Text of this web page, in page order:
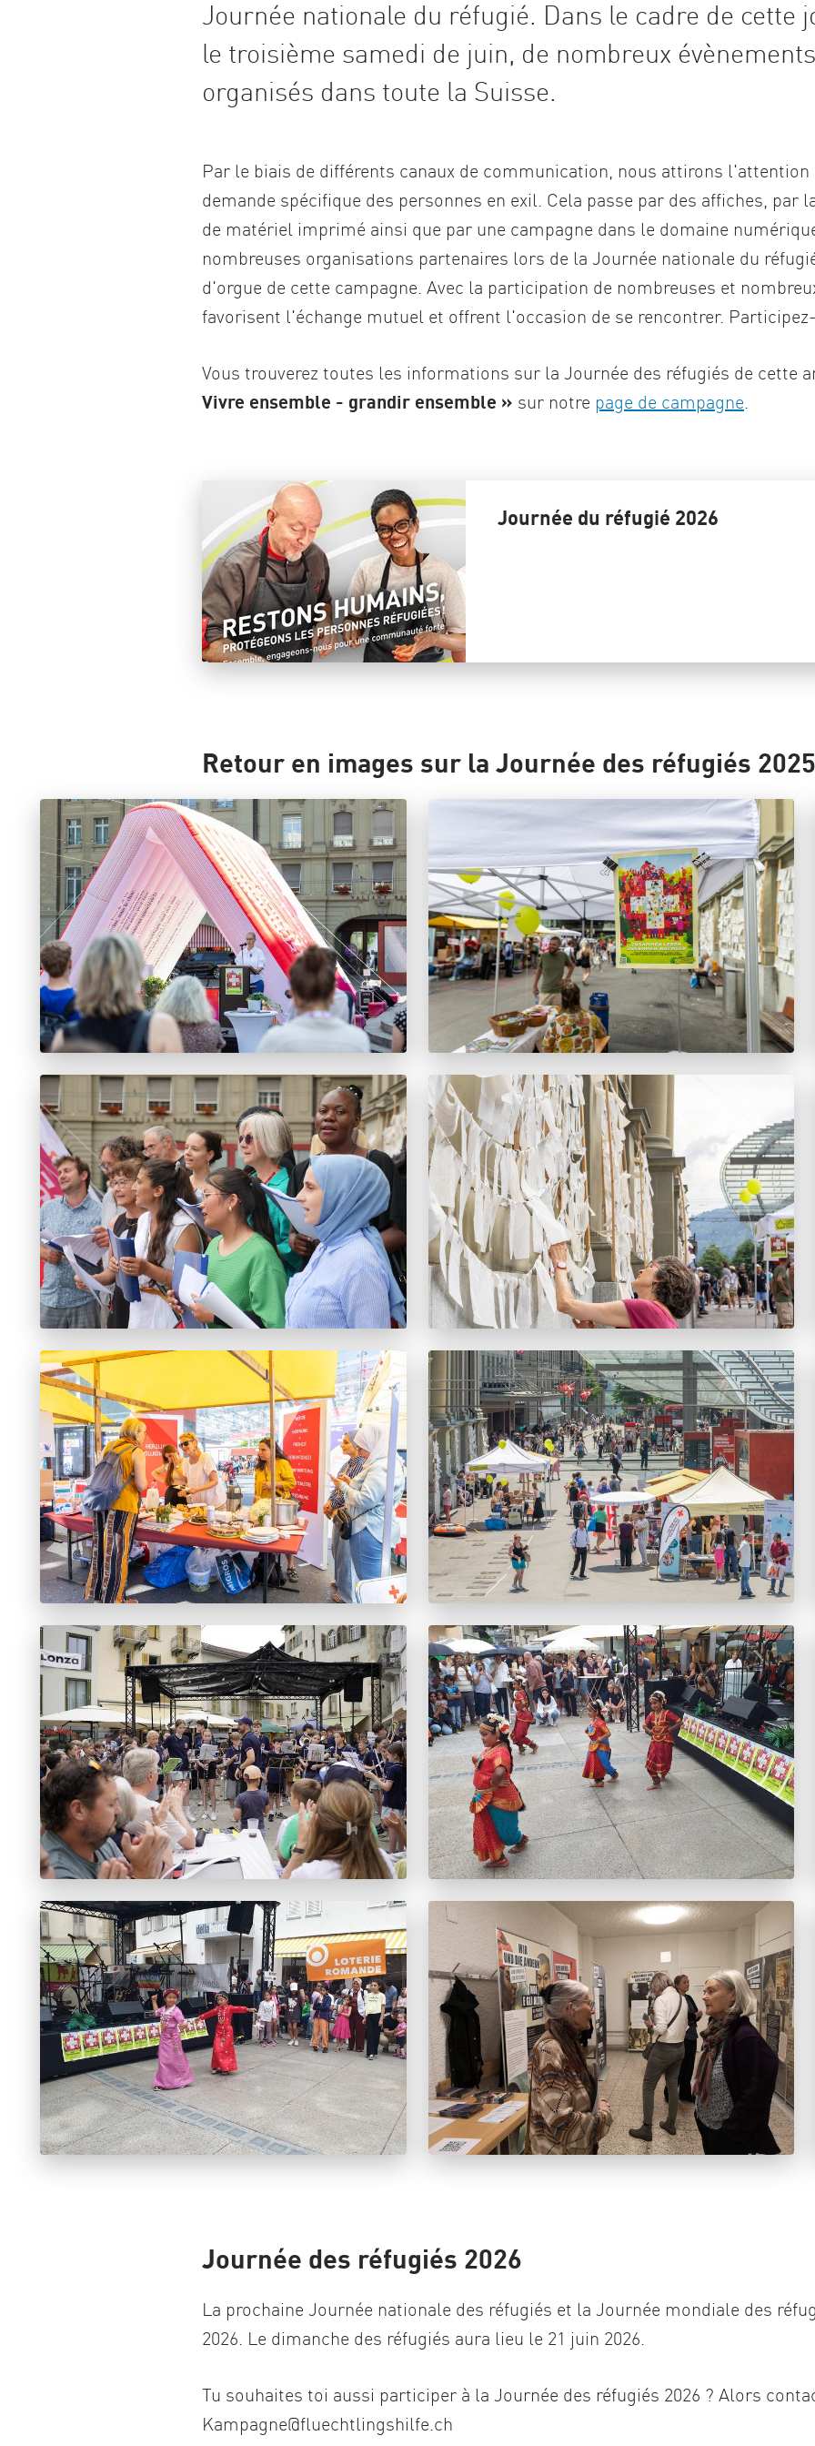
Journée nationale du réfugié. Dans le cadre de cette
le troisième samedi de juin, de nombreux
organisés dans toute la Suisse.
Par le biais de différents canaux de communication, nous attirons
demande spécifique des personnes en exil. Cela passe par des affiches, par
de matériel imprimé ainsi que par une campagne dans le domaine
nombreuses organisations partenaires lors de la Journée nationale du
d'orgue de cette campagne. Avec la participation de nombreuses et
favorisent l'échange mutuel et offrent l'occasion de se rencontrer.
Vous trouverez toutes les informations sur la Journée des réfugiés de cette
Vivre ensemble - grandir ensemble » sur notre page de campagne.
Journée du réfugié 2026
Retour en images sur la Journée des réfugiés 2025
Journée des réfugiés 2026
La prochaine Journée nationale des réfugiés et la Journée mondiale des
2026. Le dimanche des réfugiés aura lieu le 21 juin 2026.
Tu souhaites toi aussi participer à la Journée des réfugiés 2026 ? Alors
Kampagne@fluechtlingshilfe.ch